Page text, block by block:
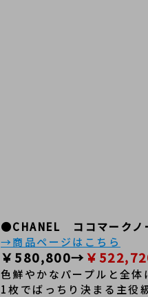
●CHANEL ココマーク
→商品ページはこちら
￥580,800→￥
色鮮やかなパープルと全体
1枚でばっちり決まる主役